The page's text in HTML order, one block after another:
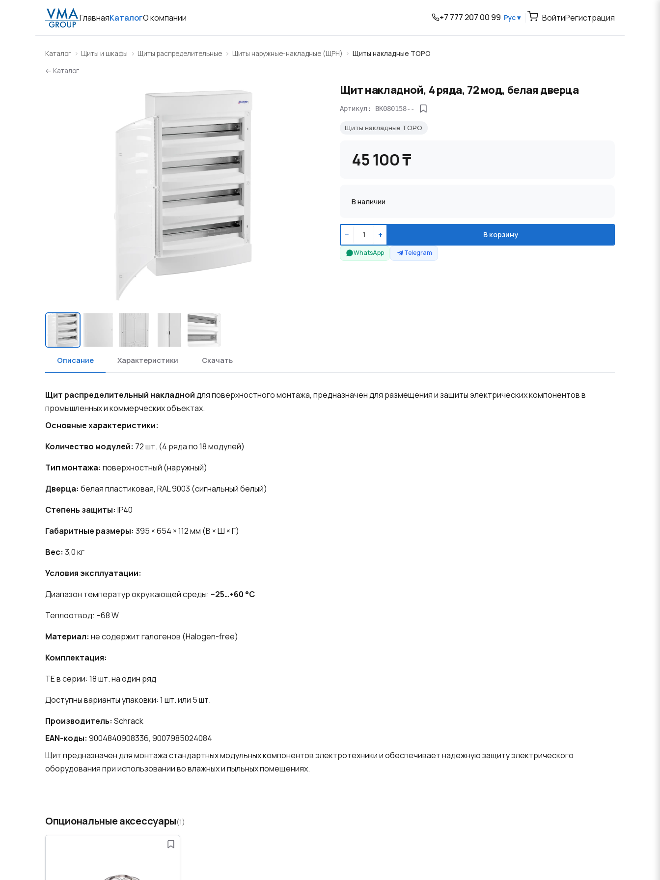
ГлавнаяКаталогО компании +7 777 207 00 99 Рус ▾ ВойтиРегистрация
Каталог Щиты и шкафы Щиты распределительные Щиты наружные-накладные (ЩРН)
Щиты накладные TOPO
← Каталог
Щит накладной, 4 ряда, 72 мод, белая дверца
Артикул: BK080158--
Щиты накладные TOPO
45 100 ₸
В наличии
− + В корзину
WhatsApp Telegram
Описание Характеристики Скачать
Щит распределительный накладнойдля поверхностного монтажа, предназначен для размещения и защиты электрических компонентов в
промышленных и коммерческих объектах.
Основные характеристики:
Количество модулей: 72 шт. (4 ряда по 18 модулей)
Тип монтажа: поверхностный (наружный)
Дверца: белая пластиковая, RAL 9003 (сигнальный белый)
Степень защиты: IP40
Габаритные размеры: 395 × 654 × 112 мм (В × Ш × Г)
Вес: 3,0 кг
Условия эксплуатации:
Диапазон температур окружающей среды: −25…+60 °C
Теплоотвод: −68 W
Материал: не содержит галогенов (Halogen-free)
Комплектация:
TE в серии: 18 шт. на один ряд
Доступны варианты упаковки: 1 шт. или 5 шт.
Производитель: Schrack
EAN-коды: 9004840908336, 9007985024084
Щит предназначен для монтажа стандартных модульных компонентов электротехники и обеспечивает надежную защиту электрического
оборудования при использовании во влажных и пыльных помещениях.
Опциональные аксессуары(1)